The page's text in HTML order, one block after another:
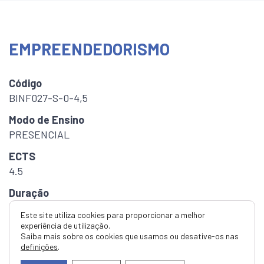
EMPREENDEDORISMO
Código
BINF027-S-0-4,5
Modo de Ensino
PRESENCIAL
ECTS
4.5
Duração
Semestral
Horas
7.5h Orientação Tutorial
45h Teórico-Práticas
Este site utiliza cookies para proporcionar a melhor
experiência de utilização.
Saiba mais sobre os cookies que usamos ou desative-os nas
definições.